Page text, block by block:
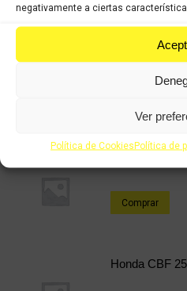
negativamente a ciertas
Ver
Política de CookiesPolítica de
Honda
Comprar
Honda CBF